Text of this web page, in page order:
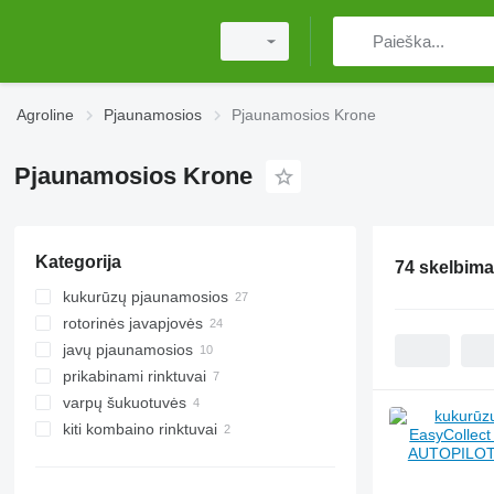
Agroline Pjaunamosios Pjaunamosios Krone
Pjaunamosios Krone
Kategorija
kukurūzų pjaunamosios
rotorinės javapjovės
javų pjaunamosios
prikabinami rinktuvai
varpų šukuotuvės
kiti kombaino rinktuvai
74